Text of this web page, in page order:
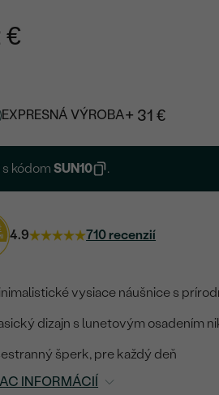
€
EXPRESNÁ VÝROBA+ 31 €
s kódomSUN10 .
4.9 710 recenzií
vysiace náušnice s
dizajn s lunetovým osadením
šperk, pre každý deň
INFORMÁCIÍ